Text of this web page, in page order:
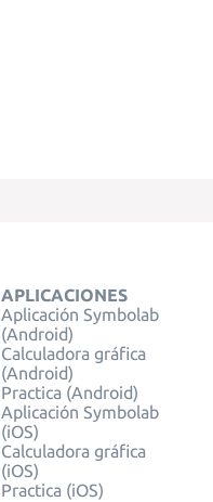
APLICACIONES
Aplicación Symbolab
(Android)
Calculadora gráfica
(Android)
Practica (Android)
Aplicación Symbolab
(iOS)
Calculadora gráfica
(iOS)
Practica (iOS)